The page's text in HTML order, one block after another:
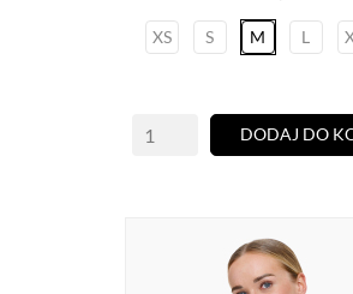
XS S M L
DODAJ DO